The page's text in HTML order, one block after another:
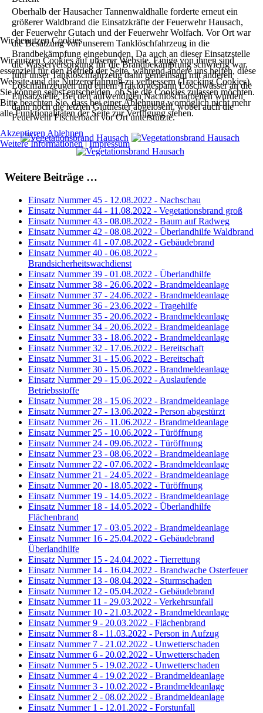
Oberhalb der Hausacher Tannenwaldhalle forderte erneut ein
größerer Waldbrand die Einsatzkräfte der Feuerwehr Hausach,
der Feuerwehr Gutach und der Feuerwehr Wolfach. Vor Ort war
die Besatzung von unserem Tanklöschfahrzeug in die
Brandbekämpfung eingebunden. Da auch an dieser Einsatzstelle
die Wasserversorgung für die Brandbekämpfung schwierig war,
fuhr unser Tanklöschfahrzeug dann gemeinsam mit anderen
Löschfahrzeugen und einem Traktorgespann Löschwasser an die
Einsatzstelle. Bei den aufwendigen Nachlöscharbeiten wurden
dann noch die letzten Glutnester abgelöscht, wobei auch die
Feuerwehr Fischerbach vor Ort unterstützte.
Weitere Beiträge …
Einsatz Nummer 45 - 12.08.2022 - Nachschau
Einsatz Nummer 44 - 11.08.2022 - Vegetationsbrand groß
Einsatz Nummer 43 - 08.08.2022 - Baum auf Radweg
Einsatz Nummer 42 - 08.08.2022 - Überlandhilfe Waldbrand
Einsatz Nummer 41 - 07.08.2022 - Gebäudebrand
Einsatz Nummer 40 - 06.08.2022 -
Brandsicherheitswachdienst
Einsatz Nummer 39 - 01.08.2022 - Überlandhilfe
Einsatz Nummer 38 - 26.06.2022 - Brandmeldeanlage
Einsatz Nummer 37 - 24.06.2022 - Brandmeldeanlage
Einsatz Nummer 36 - 23.06.2022 - Tragehilfe
Einsatz Nummer 35 - 20.06.2022 - Brandmeldeanlage
Einsatz Nummer 34 - 20.06.2022 - Brandmeldeanlage
Einsatz Nummer 33 - 18.06.2022 - Brandmeldeanlage
Einsatz Nummer 32 - 17.06.2022 - Bereitschaft
Einsatz Nummer 31 - 15.06.2022 - Bereitschaft
Einsatz Nummer 30 - 15.06.2022 - Brandmeldeanlage
Einsatz Nummer 29 - 15.06.2022 - Auslaufende
Betriebsstoffe
Einsatz Nummer 28 - 15.06.2022 - Brandmeldeanlage
Einsatz Nummer 27 - 13.06.2022 - Person abgestürzt
Einsatz Nummer 26 - 11.06.2022 - Brandmeldeanlage
Einsatz Nummer 25 - 10.06.2022 - Türöffnung
Einsatz Nummer 24 - 09.06.2022 - Türöffnung
Einsatz Nummer 23 - 08.06.2022 - Brandmeldeanlage
Einsatz Nummer 22 - 07.06.2022 - Brandmeldeanlage
Einsatz Nummer 21 - 24.05.2022 - Brandmeldeanlage
Einsatz Nummer 20 - 18.05.2022 - Türöffnung
Einsatz Nummer 19 - 14.05.2022 - Brandmeldeanlage
Einsatz Nummer 18 - 14.05.2022 - Überlandhilfe
Flächenbrand
Einsatz Nummer 17 - 03.05.2022 - Brandmeldeanlage
Einsatz Nummer 16 - 25.04.2022 - Gebäudebrand
Überlandhilfe
Einsatz Nummer 15 - 24.04.2022 - Tierrettung
Einsatz Nummer 14 - 16.04.2022 - Brandwache Osterfeuer
Einsatz Nummer 13 - 08.04.2022 - Sturmschaden
Einsatz Nummer 12 - 05.04.2022 - Gebäudebrand
Einsatz Nummer 11 - 29.03.2022 - Verkehrsunfall
Einsatz Nummer 10 - 21.03.2022 - Brandmeldeanlage
Einsatz Nummer 9 - 20.03.2022 - Flächenbrand
Einsatz Nummer 8 - 11.03.2022 - Person in Aufzug
Einsatz Nummer 7 - 21.02.2022 - Unwetterschaden
Einsatz Nummer 6 - 20.02.2022 - Unwetterschaden
Einsatz Nummer 5 - 19.02.2022 - Unwetterschaden
Einsatz Nummer 4 - 19.02.2022 - Brandmeldeanlage
Einsatz Nummer 3 - 10.02.2022 - Brandmeldeanlage
Einsatz Nummer 2 - 08.02.2022 - Brandmeldeanlage
Einsatz Nummer 1 - 12.01.2022 - Forstunfall
Wir benutzen Cookies
Wir nutzen Cookies auf unserer Website. Einige von ihnen sind
essenziell für den Betrieb der Seite, während andere uns helfen, diese
Website und die Nutzererfahrung zu verbessern (Tracking Cookies).
Sie können selbst entscheiden, ob Sie die Cookies zulassen möchten.
Bitte beachten Sie, dass bei einer Ablehnung womöglich nicht mehr
alle Funktionalitäten der Seite zur Verfügung stehen.
Akzeptieren Ablehnen
Weitere Informationen|Impressum